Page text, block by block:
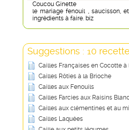
Coucou Ginette
le mariage fenouil , saucisson,
ingrédients à faire. biz
Suggestions : 10
Cailles Françaises en Cocotte
Cailles Rôties à la Brioche
Cailles aux Fenouils
Cailles Farcies aux Raisins
Cailles aux clémentines et au
Cailles Laquées